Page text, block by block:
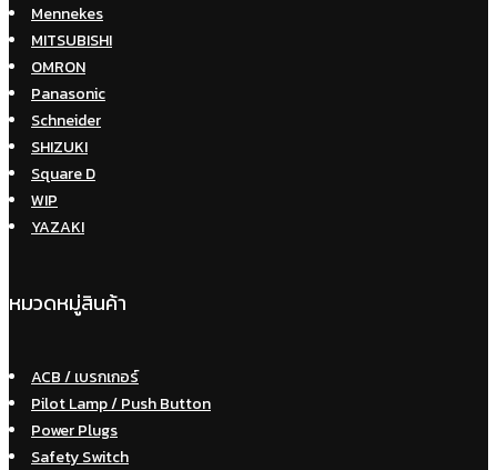
Mennekes
MITSUBISHI
OMRON
Panasonic
Schneider
SHIZUKI
Square D
WIP
YAZAKI
หมวดหมู่สินค้า
ACB / เบรกเกอร์
Pilot Lamp / Push Button
Power Plugs
Safety Switch